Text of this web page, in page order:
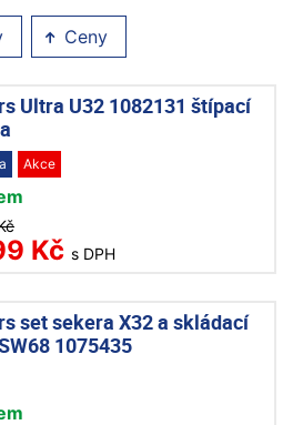
Ceny
Ultra U32 1082131 štípací
Akce
Kč s DPH
set sekera X32 a skládací
1075435